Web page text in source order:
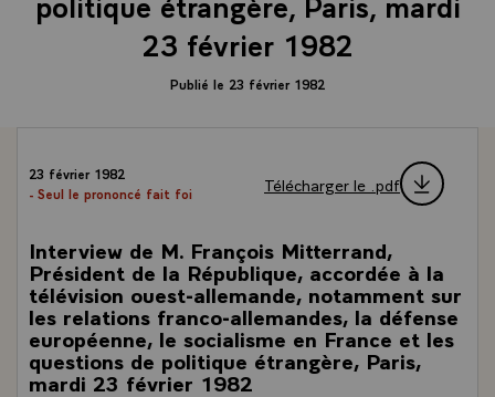
23 février 1982
Publié le 23 février 1982
23 février 1982
- Seul le prononcé fait foi
Télécharger le .pdf
Interview de M. François Mitterrand,
Président de la République, accordée à la
télévision ouest-allemande, notamment sur
les relations franco-allemandes, la défense
européenne, le socialisme en France et les
questions de politique étrangère, Paris,
mardi 23 février 1982